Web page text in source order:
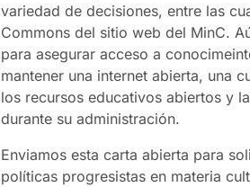
variedad de decisiones, entre las
Commons del sitio web del MinC.
para asegurar acceso a
mantener una internet abierta, una
los recursos educativos abiertos y
durante su administración.
Enviamos esta carta abierta para
políticas progresistas en materia